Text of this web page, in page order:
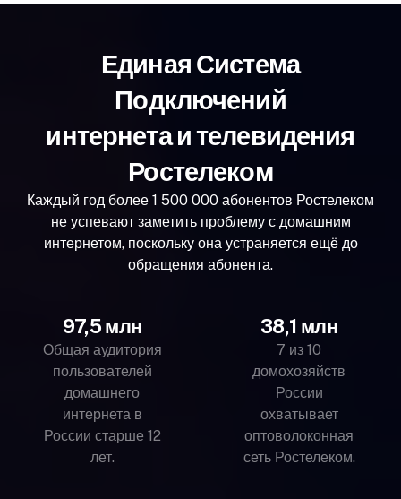
Единая Система
Подключений
интернета и телевидения
Ростелеком
Каждый год более 1 500 000 абонентов Ростелеком
не успевают заметить проблему с домашним
интернетом, поскольку она устраняется ещё до
обращения абонента.
97,5 млн
Общая аудитория
пользователей
домашнего
интернета в
России старше 12
лет.
38,1 млн
7 из 10
домохозяйств
России
охватывает
оптоволоконная
сеть Ростелеком.